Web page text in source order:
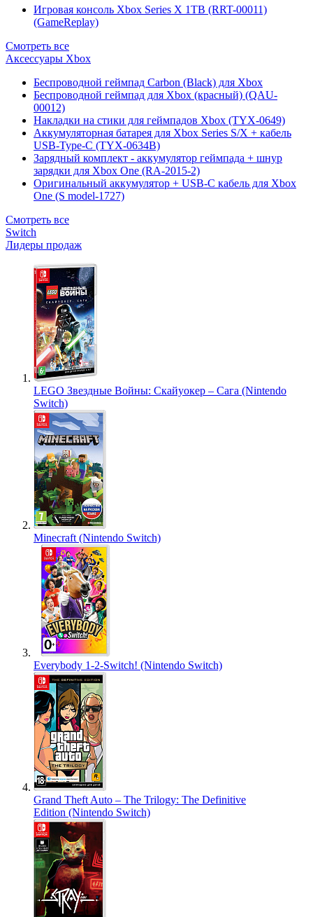
Игровая консоль Xbox Series X 1TB (RRT-00011)
(GameReplay)
Смотреть все
Аксессуары Xbox
Беспроводной геймпад Carbon (Black) для Xbox
Беспроводной геймпад для Xbox (красный) (QAU-
00012)
Накладки на стики для геймпадов Xbox (TYX-0649)
Аккумуляторная батарея для Xbox Series S/X + кабель
USB-Type-C (TYX-0634B)
Зарядный комплект - аккумулятор геймпада + шнур
зарядки для Xbox One (RA-2015-2)
Оригинальный аккумулятор + USB-C кабель для Xbox
One (S model-1727)
Смотреть все
Switch
Лидеры продаж
LEGO Звездные Войны: Скайуокер – Сага (Nintendo
Switch)
Minecraft (Nintendo Switch)
Everybody 1-2-Switch! (Nintendo Switch)
Grand Theft Auto – The Trilogy: The Definitive
Edition (Nintendo Switch)